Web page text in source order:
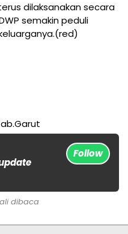
dilaksanakan secara
semakin peduli
Follow
dibaca